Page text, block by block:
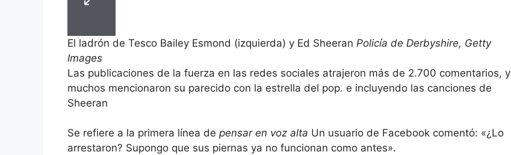
El ladrón de Tesco Bailey Esmond (izquierda) y Ed Sheeran Policía de Derbyshire, Getty
Images
Las publicaciones de la fuerza en las redes sociales atrajeron más de 2.700 comentarios, y
muchos mencionaron su parecido con la estrella del pop. e incluyendo las canciones de
Sheeran
Se refiere a la primera línea de pensar en voz alta Un usuario de Facebook comentó: «¿Lo
arrestaron? Supongo que sus piernas ya no funcionan como antes».